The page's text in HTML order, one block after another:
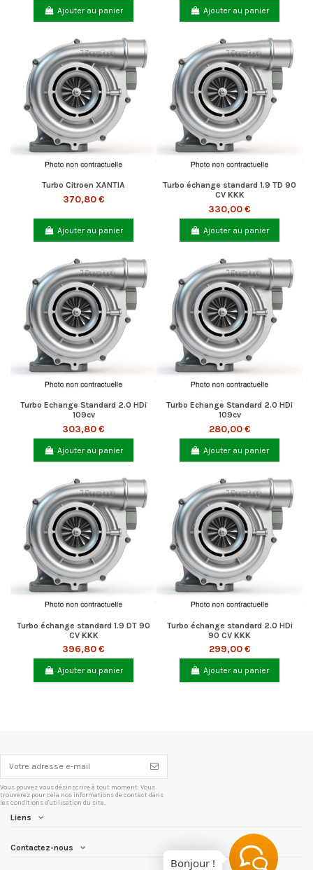
Ajouter au panier Ajouter au panier
Turbo Citroen XANTIA
370,80 €
Ajouter au panier
Turbo échange standard 1.9 TD 90
CV KKK
330,00 €
Ajouter au panier
Turbo Echange Standard 2.0 HDi
109cv
303,80 €
Ajouter au panier
Turbo Echange Standard 2.0 HDi
109cv
280,00 €
Ajouter au panier
Turbo échange standard 1.9 DT 90
CV KKK
396,80 €
Ajouter au panier
Turbo échange standard 2.0 HDi
90 CV KKK
299,00 €
Ajouter au panier
Vous pouvez vous désinscrire à tout moment. Vous
trouverez pour cela nos informations de contact dans
les conditions d'utilisation du site.
Liens
Contactez-nous
Bonjour !